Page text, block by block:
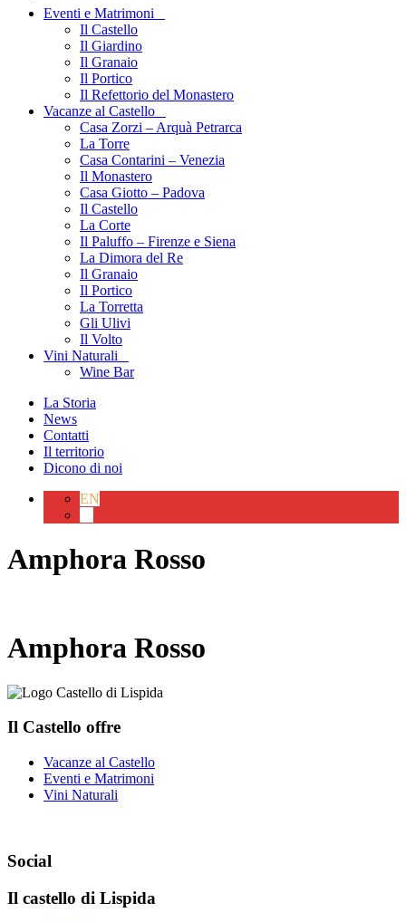
Eventi e Matrimoni
Il Castello
Il Giardino
Il Granaio
Il Portico
Il Refettorio del Monastero
Vacanze al Castello
Casa Zorzi – Arquà Petrarca
La Torre
Casa Contarini – Venezia
Il Monastero
Casa Giotto – Padova
Il Castello
La Corte
Il Paluffo – Firenze e Siena
La Dimora del Re
Il Granaio
Il Portico
La Torretta
Gli Ulivi
Il Volto
Vini Naturali
Wine Bar
La Storia
News
Contatti
Il territorio
Dicono di noi
EN
Amphora Rosso
Amphora Rosso
Il Castello offre
Vacanze al Castello
Eventi e Matrimoni
Vini Naturali
Social
Il castello di Lispida